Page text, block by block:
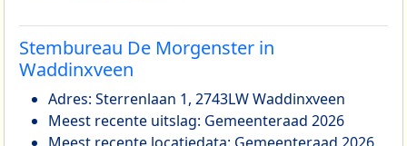
Stembureau De Morgenster in
Waddinxveen
Adres: Sterrenlaan 1, 2743LW Waddinxveen
Meest recente uitslag: Gemeenteraad 2026
Meest recente locatiedata: Gemeenteraad 2026